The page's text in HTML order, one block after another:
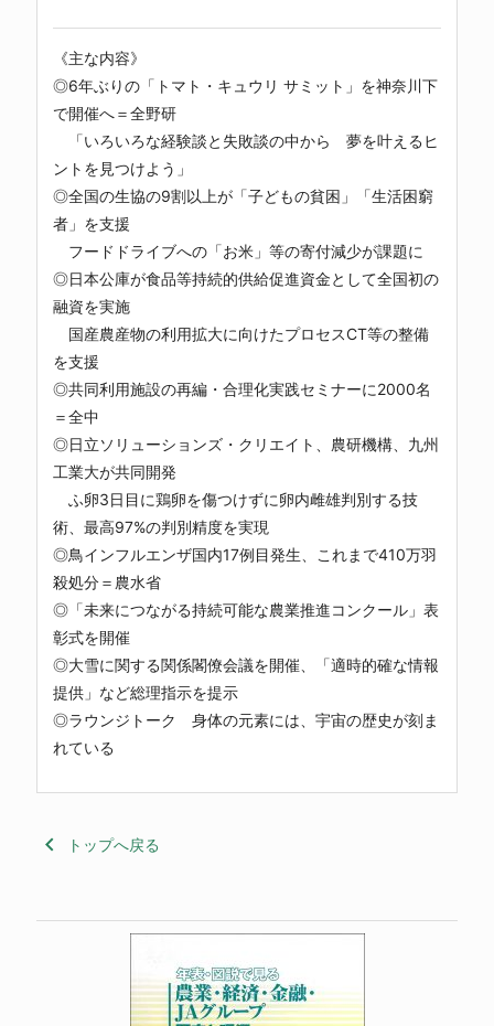
《主な内容》
◎6年ぶりの「トマト・キュウリ サミット」を神奈川下
で開催へ＝全野研
「いろいろな経験談と失敗談の中から 夢を叶えるヒ
ントを見つけよう」
◎全国の生協の9割以上が「子どもの貧困」「生活困窮
者」を支援
フードドライブへの「お米」等の寄付減少が課題に
◎日本公庫が食品等持続的供給促進資金として全国初の
融資を実施
国産農産物の利用拡大に向けたプロセスCT等の整備
を支援
◎共同利用施設の再編・合理化実践セミナーに2000名
＝全中
◎日立ソリューションズ・クリエイト、農研機構、九州
工業大が共同開発
ふ卵3日目に鶏卵を傷つけずに卵内雌雄判別する技
術、最高97%の判別精度を実現
◎鳥インフルエンザ国内17例目発生、これまで410万羽
殺処分＝農水省
◎「未来につながる持続可能な農業推進コンクール」表
彰式を開催
◎大雪に関する関係閣僚会議を開催、「適時的確な情報
提供」など総理指示を提示
◎ラウンジトーク 身体の元素には、宇宙の歴史が刻ま
れている
keyboard_arrow_left トップへ戻る